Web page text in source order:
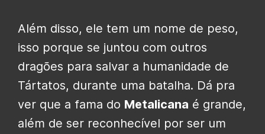
Além disso, ele tem um nome de peso,
isso porque se juntou com outros
dragões para salvar a humanidade de
Tártatos, durante uma batalha. Dá pra
ver que a fama do Metalicana é grande,
além de ser reconhecível por ser um